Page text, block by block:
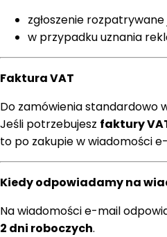
zgłoszenie rozpatrywane
w przypadku uznania
Faktura VAT
Do zamówienia standardowo
Jeśli potrzebujesz faktury
to po zakupie w wiadomości
Kiedy odpowiadamy na
Na wiadomości e-mail
2 dni roboczych.